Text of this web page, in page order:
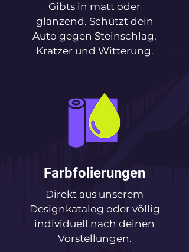
Gibts in matt oder
glänzend. Schützt dein
Auto gegen Steinschlag,
Kratzer und Witterung.
Farbfolierungen
Direkt aus unserem
Designkatalog oder völlig
individuell nach deinen
Vorstellungen.